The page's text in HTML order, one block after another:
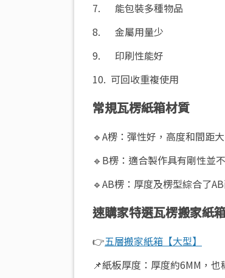
7. 能包裝多種物品
8. 金屬用量少
9. 印刷性能好
10. 可回收重複使用
常規瓦楞紙箱材質
🔹A楞：彈性好，高度和間距
🔹B楞：適合製作具有剛性並
🔹AB楞：厚度及楞型綜合了
速購家特選瓦楞搬家紙
👉五層搬家紙箱【大型】
📌紙板厚度：厚度約6MM，也